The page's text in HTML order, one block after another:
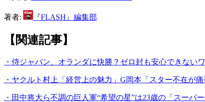
著者: 『FLASH』編集部
【関連記事】
・侍ジャパン、オランダに快勝？ゼロ封も安心できない
・ヤクルト村上「経営上の魅力」G岡本「スター不在が
・田中将大ら不調の巨人軍“希望の星”は23歳の「スーパ